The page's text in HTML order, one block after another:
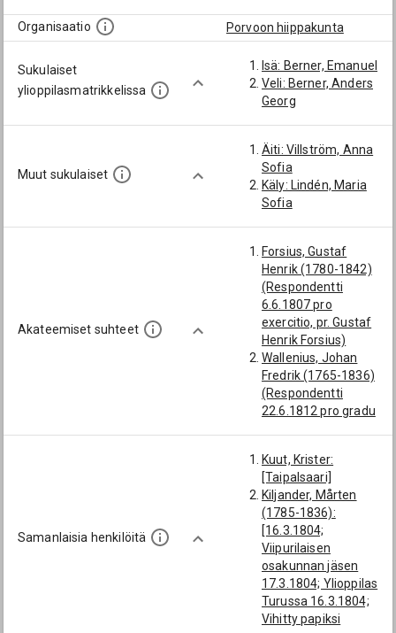
Organisaatio Porvoon hiippakunta
Sukulaiset
ylioppilasmatrikkelissa
Isä: Berner, Emanuel
Veli: Berner, Anders
Georg
Muut sukulaiset
Äiti: Villström, Anna
Sofia
Käly: Lindén, Maria
Sofia
Akateemiset suhteet
Forsius, Gustaf
Henrik (1780-1842)
(Respondentti
6.6.1807 pro
exercitio, pr. Gustaf
Henrik Forsius)
Wallenius, Johan
Fredrik (1765-1836)
(Respondentti
22.6.1812 pro gradu
Johan Fredrik
Wallenius)
Samanlaisia henkilöitä
Kuut, Krister:
[Taipalsaari]
Kiljander, Mårten
(1785-1836):
[16.3.1804;
Viipurilaisen
osakunnan jäsen
17.3.1804; Ylioppilas
Turussa 16.3.1804;
Vihitty papiksi